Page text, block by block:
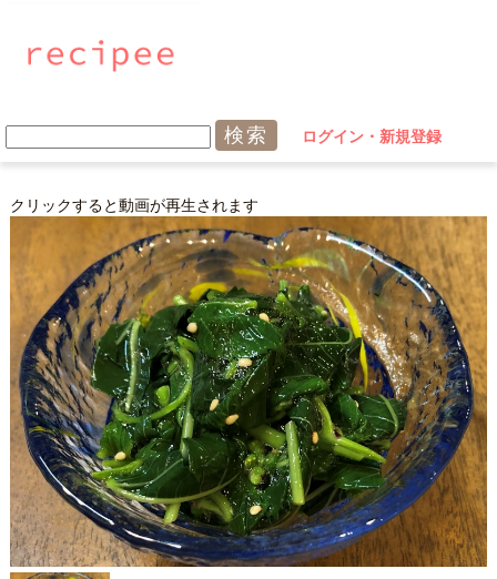
ログイン・新規登録
クリックすると動画が再生されます